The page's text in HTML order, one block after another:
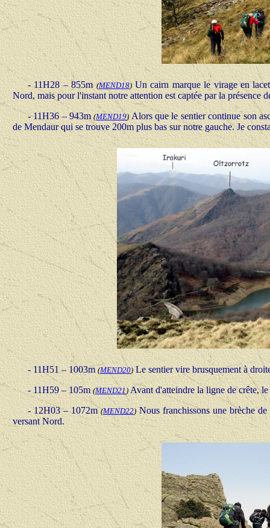
- 11H28 – 855m (MEND18) Un cairn marque le virage en
Nord, mais pour l'instant notre attention est captée par la présence
- 11H36 – 943m(MEND19) Alors que le sentier continue son
de Mendaur qui se trouve 200m plus bas sur notre gauche. Je
- 11H51 – 1003m(MEND20) Le sentier vire brusquement à
- 11H59 – 105m(MEND21) Avant d'atteindre la ligne de crête,
- 12H03 – 1072m(MEND22) Nous franchissons une brèche
versant Nord.